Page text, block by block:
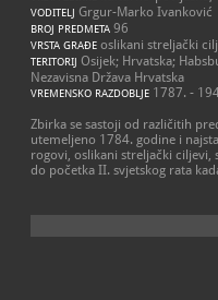
VODITELJ Grgur-Marko Ivanković
BROJ PREDMETA 96
VRSTA GRAĐE oslikani streljački
TERITORIJ Osijek; Hrvatska;
Nezavisna Država Hrvatska
VREMENSKO RAZDOBLJE 1787. -
Zbirka se sastoji od različitih
utemeljeno 1784. godine i
rogovi, oslikani streljački
do početka II. svjetskog rata